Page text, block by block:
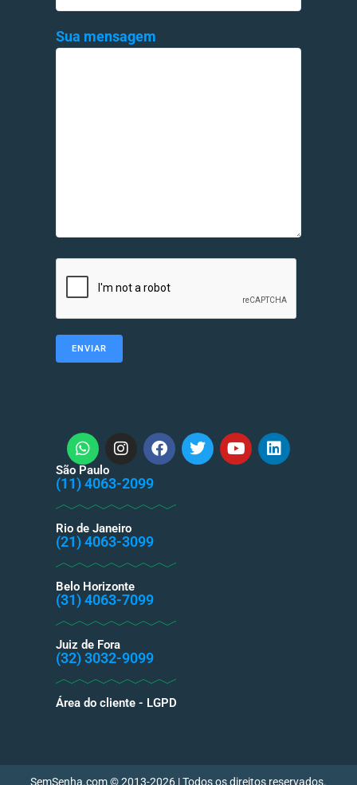
Sua mensagem
São Paulo
(11) 4063-2099
Rio de Janeiro
(21) 4063-3099
Belo Horizonte
(31) 4063-7099
Juiz de Fora
(32) 3032-9099
Área do cliente - LGPD
SemSenha.com © 2013-2026 | Todos os direitos reservados.